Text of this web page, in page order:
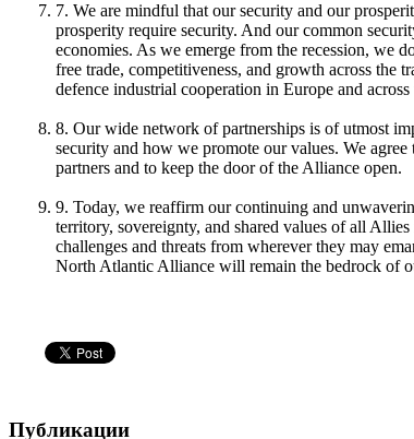
7. We are mindful that our security and our
prosperity require security. And our common
economies. As we emerge from the recession, we
free trade, competitiveness, and growth across the
defence industrial cooperation in Europe and
8. Our wide network of partnerships is of utmost
security and how we promote our values. We
partners and to keep the door of the Alliance open.
9. Today, we reaffirm our continuing and
territory, sovereignty, and shared values of all
challenges and threats from wherever they may
North Atlantic Alliance will remain the bedrock of
Публикации